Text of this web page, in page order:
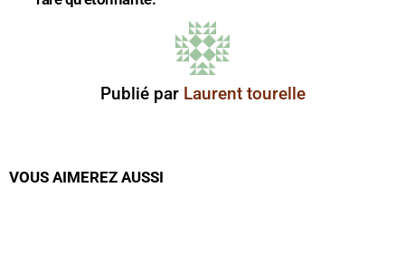
Publié par Laurent tourelle
VOUS AIMEREZ AUSSI